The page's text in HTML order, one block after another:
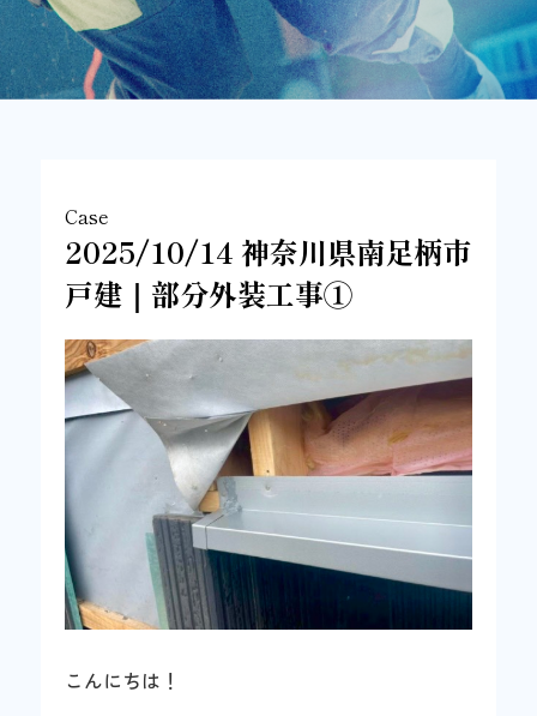
Case
2025/10/14 神奈川県南足柄市
戸建｜部分外装工事①
こんにちは！